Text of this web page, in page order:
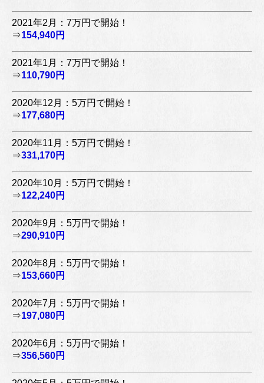
2021年2月：7万円で開始！
⇒154,940円
2021年1月：7万円で開始！
⇒110,790円
2020年12月：5万円で開始！
⇒177,680円
2020年11月：5万円で開始！
⇒331,170円
2020年10月：5万円で開始！
⇒122,240円
2020年9月：5万円で開始！
⇒290,910円
2020年8月：5万円で開始！
⇒153,660円
2020年7月：5万円で開始！
⇒197,080円
2020年6月：5万円で開始！
⇒356,560円